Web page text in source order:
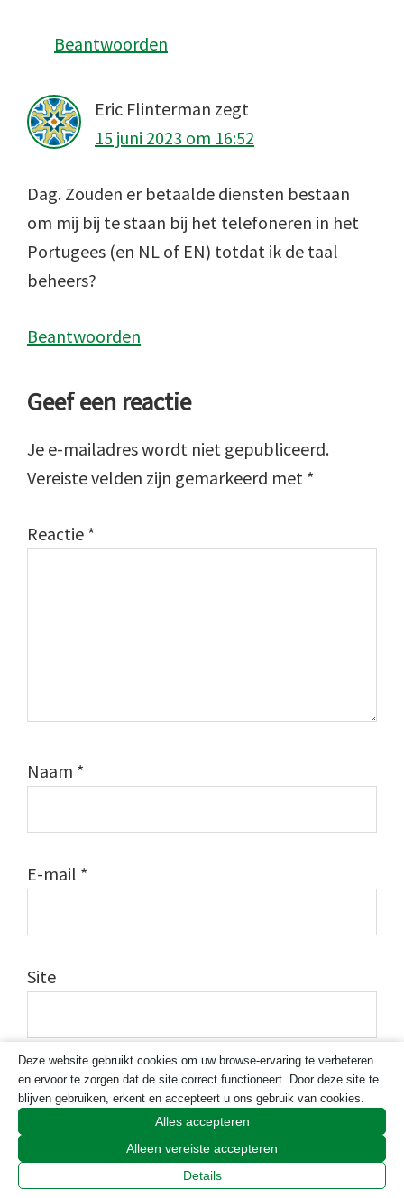
Beantwoorden
Eric Flinterman zegt
15 juni 2023 om 16:52
Dag. Zouden er betaalde diensten bestaan
om mij bij te staan bij het telefoneren in het
Portugees (en NL of EN) totdat ik de taal
beheers?
Beantwoorden
Geef een reactie
Je e-mailadres wordt niet gepubliceerd.
Vereiste velden zijn gemarkeerd met *
Reactie *
Naam *
E-mail *
Site
Deze website gebruikt cookies om uw browse-ervaring te verbeteren
en ervoor te zorgen dat de site correct functioneert. Door deze site te
blijven gebruiken, erkent en accepteert u ons gebruik van cookies.
Alles accepteren
Alleen vereiste accepteren
Details